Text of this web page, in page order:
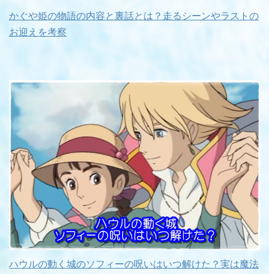
かぐや姫の物語の内容と裏話とは？走るシーンやラストの
お迎えを考察
ハウルの動く城のソフィーの呪いはいつ解けた？実は魔法